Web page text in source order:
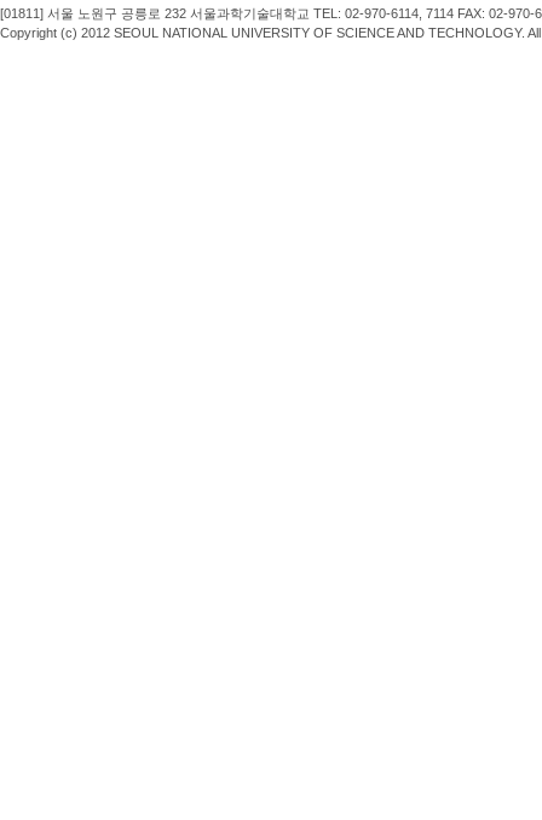
[01811] 서울 노원구 공릉로 232 서울과학기술대학교 TEL: 02-970-6114, 7114 FAX: 02-970-
Copyright (c) 2012 SEOUL NATIONAL UNIVERSITY OF SCIENCE AND TECHNOLOGY.